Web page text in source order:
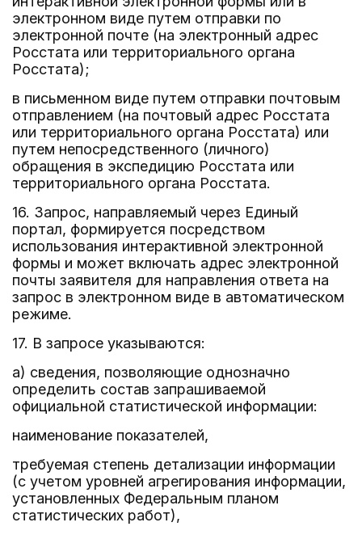
электронном виде путем отправки по
электронной почте (на электронный адрес
Росстата или территориального органа
Росстата);
в письменном виде путем отправки почтовым
отправлением (на почтовый адрес Росстата
или территориального органа Росстата) или
путем непосредственного (личного)
обращения в экспедицию Росстата или
территориального органа Росстата.
16. Запрос, направляемый через Единый
портал, формируется посредством
использования интерактивной электронной
формы и может включать адрес электронной
почты заявителя для направления ответа на
запрос в электронном виде в автоматическом
режиме.
17. В запросе указываются:
а) сведения, позволяющие однозначно
определить состав запрашиваемой
официальной статистической информации:
наименование показателей,
требуемая степень детализации информации
(с учетом уровней агрегирования информации,
установленных Федеральным планом
статистических работ),